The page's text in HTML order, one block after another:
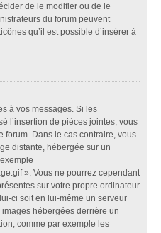
de le modifier ou de le
du forum peuvent
qu’il est possible d’insérer à
à vos messages. Si les
l’insertion de pièces jointes, vous
forum. Dans le cas contraire, vous
distante, hébergée sur un
». Vous ne pourrez cependant
sur votre propre ordinateur
ci soit en lui-même un serveur
hébergées derrière un
comme par exemple les